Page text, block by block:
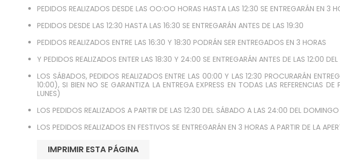
PEDIDOS REALIZADOS DESDE LAS OO:OO HORAS HASTA LAS 12:30 SE ENTREGARÁN EN
PEDIDOS DESDE LAS 12:30 HASTA LAS 16:30 SE ENTREGARÁN ANTES DE LAS 19:30
PEDIDOS REALIZADOS ENTRE LAS 16:30 Y 18:30 PODRÁN SER ENTREGADOS EN 3 HORAS
Y PEDIDOS REALIZADOS ENTER LAS 18:30 Y 24:00 SE ENTREGARÁN ANTES DE LAS 12:00 DEL
LOS SÁBADOS, PEDIDOS REALIZADOS ENTRE LAS 00:00 Y LAS 12:30 PROCURARÁN
10:00), SI BIEN NO SE GARANTIZA LA ENTREGA EXPRESS EN TODAS LAS REFERENCIAS
LUNES)
LOS PEDIDOS REALIZADOS A PARTIR DE LAS 12:30 DEL SÁBADO A LAS 24:00 DEL DOMINGO
LOS PEDIDOS REALIZADOS EN FESTIVOS SE ENTREGARÁN EN 3 HORAS A PARTIR DE LA